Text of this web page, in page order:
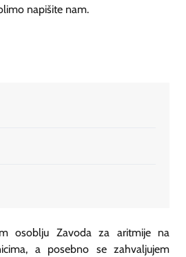
napišite nam.
osoblju Zavoda za aritmije na
a posebno se zahvaljujem